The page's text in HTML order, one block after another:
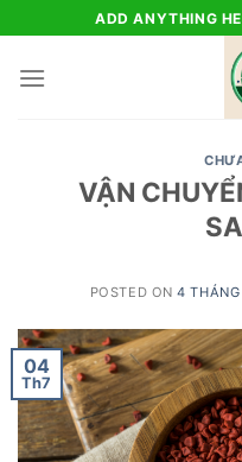
to
content
ADD ANYTHING
VẬN
POSTED ON4
04
Th7